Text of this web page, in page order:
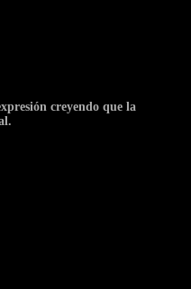
creyendo que la